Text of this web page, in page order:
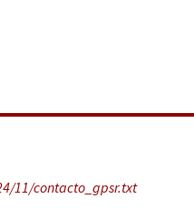
11/contacto_gpsr.txt